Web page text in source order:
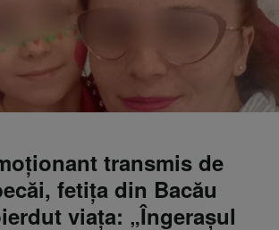
transmis de
fetița din Bacău
viața: „Îngerașul